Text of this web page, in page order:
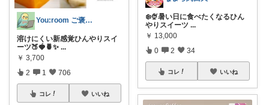
You:room ご褒美スイーツ🧁
溶けにくい新感覚ひんやりスイ
ーツ🍑🍓🍍✨ ...
￥ 3,700
2 1 706
コレ いいね
❄️🍨暑い日に食べたくなるひん
やりスイーツ ...
￥ 13,000
0 2 34
コレ いいね